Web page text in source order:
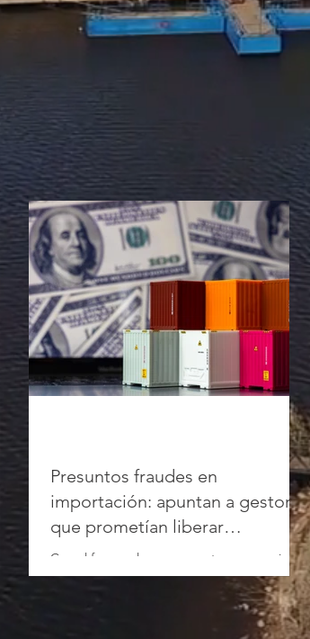
Presuntos fraudes en
importación: apuntan a gestores
que prometían liberar
operaciones
Con el foco en lograr mayor transparencia, el
gobierno lanzó una batería de medidas que
cambiarán el sistema SIRA. Las mismas